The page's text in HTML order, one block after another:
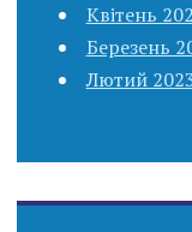
Квітень
Березень
Лютий